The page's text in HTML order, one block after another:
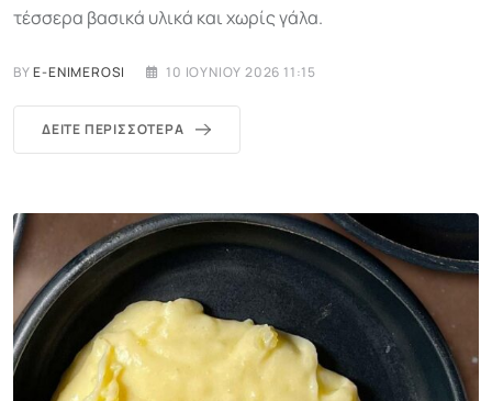
τέσσερα βασικά υλικά και χωρίς γάλα.
BYE-ENIMEROSI 10 ΙΟΥΝΊΟΥ 2026 11:15
ΔΕΊΤΕ ΠΕΡΙΣΣΌΤΕΡΑ